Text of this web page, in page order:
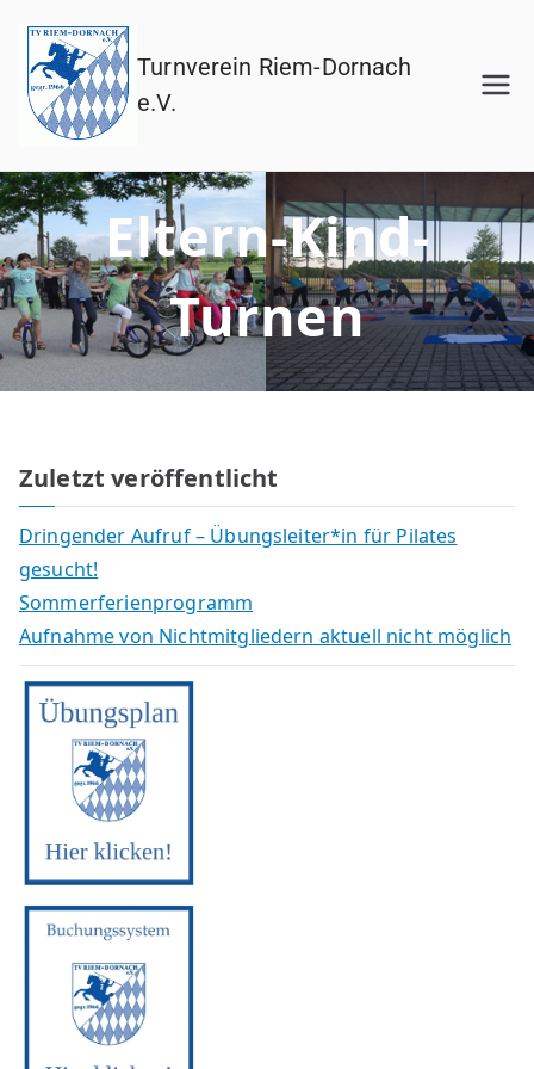
Turnverein Riem-Dornach
e.V.
Eltern-Kind-
Turnen
Zuletzt veröffentlicht
Dringender Aufruf – Übungsleiter*in für Pilates
gesucht!
Sommerferienprogramm
Aufnahme von Nichtmitgliedern aktuell nicht möglich